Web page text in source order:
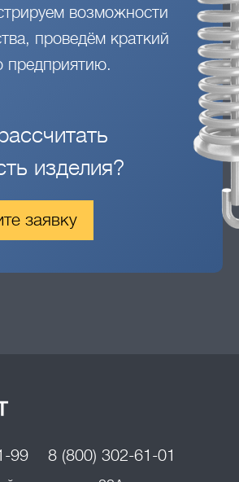
возможности
проведём краткий
предприятию.
изделия?
заявку
99 8 (800) 302-61-01